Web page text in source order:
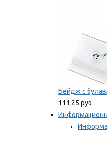
Бейдж с
111.25 руб